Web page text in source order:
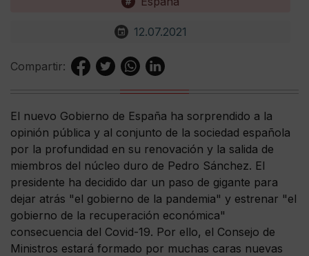
12.07.2021
Compartir:
El nuevo Gobierno de España ha sorprendido a la
opinión pública y al conjunto de la sociedad española
por la profundidad en su renovación y la salida de
miembros del núcleo duro de Pedro Sánchez. El
presidente ha decidido dar un paso de gigante para
dejar atrás "el gobierno de la pandemia" y estrenar "el
gobierno de la recuperación económica"
consecuencia del Covid-19. Por ello, el Consejo de
Ministros estará formado por muchas caras nuevas